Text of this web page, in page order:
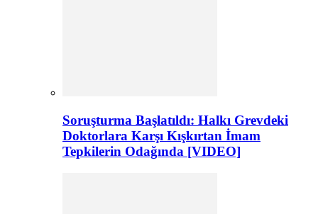
Soruşturma Başlatıldı: Halkı Grevdeki
Doktorlara Karşı Kışkırtan İmam
Tepkilerin Odağında [VIDEO]